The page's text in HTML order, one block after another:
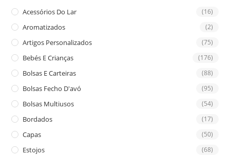
Acessórios Do Lar (16)
Aromatizados (2)
Artigos Personalizados (75)
Bebés E Crianças (176)
Bolsas E Carteiras (88)
Bolsas Fecho D'avó (95)
Bolsas Multiusos (54)
Bordados (17)
Capas (50)
Estojos (68)